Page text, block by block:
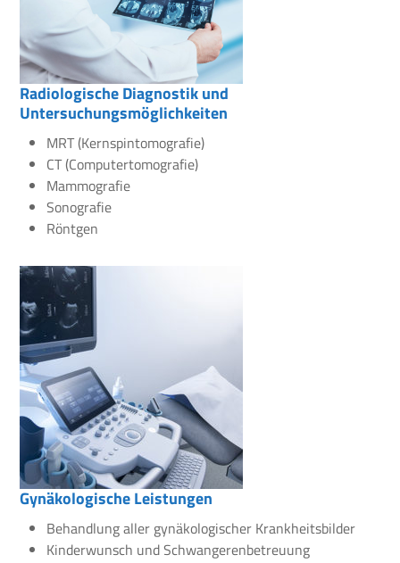
Radiologische Diagnostik und
Untersuchungsmöglichkeiten
MRT (Kernspintomografie)
CT (Computertomografie)
Mammografie
Sonografie
Röntgen
Gynäkologische Leistungen
Behandlung aller gynäkologischer Krankheitsbilder
Kinderwunsch und Schwangerenbetreuung